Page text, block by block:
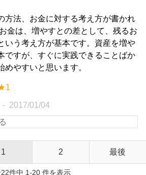
方法、お金に対する考え方が書かれ
金は、増やすとの差として、残るお
いう考え方が基本です。資産を増や
ですが、すぐに実践できることばか
めやすいと思います。
2017/01/04
1 2 最後
件中 1-20 件を表示